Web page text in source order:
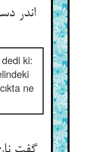
اندر
ki:
ne